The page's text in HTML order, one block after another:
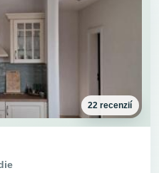
22 recenzií